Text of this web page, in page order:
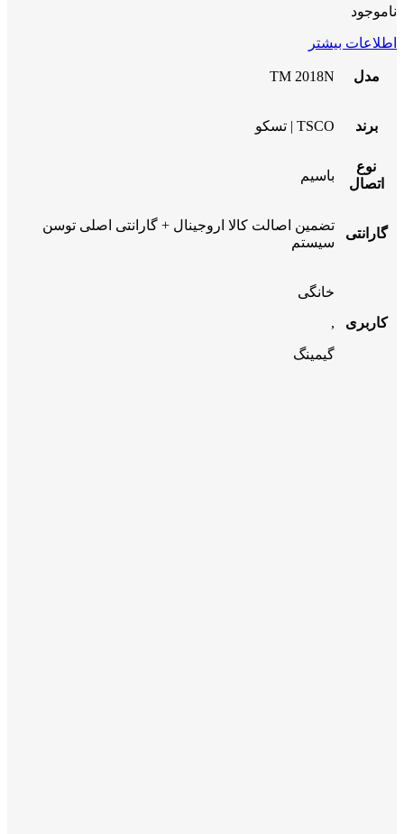
ناموجود
اطلاعات بیشتر
مدل TM 2018N
برند TSCO | تسکو
نوع
اتصال
باسیم
گارانتی
تضمین اصالت کالا اروجینال + گارانتی اصلی توسن
سیستم
کاربری
خانگی
,
گیمینگ